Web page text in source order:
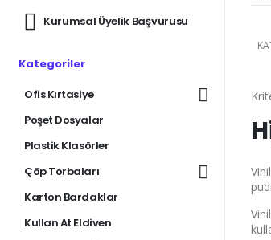
Kurumsal Üyelik Başvurusu
Kategoriler
Ofis Kırtasiye
Poşet Dosyalar
Plastik Klasörler
Çöp Torbaları
Karton Bardaklar
Kullan At Eldiven